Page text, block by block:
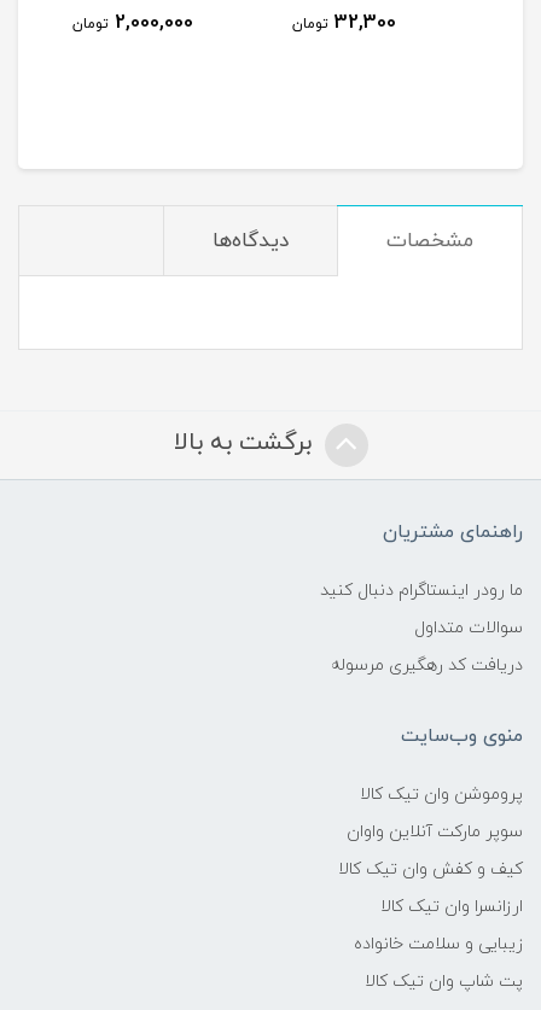
32,300 تومان 2,000,000 تومان
مشخصات دیدگاه‌ها
برگشت به بالا
راهنمای مشتریان
ما رودر اینستاگرام دنبال کنید
سوالات متداول
دریافت کد رهگیری مرسوله
منوی وب‌سایت
پروموشن وان تیک کالا
سوپر مارکت آنلاین واوان
کیف و کفش وان تیک کالا
ارزانسرا وان تیک کالا
زیبایی و سلامت خانواده
پت شاپ وان تیک کالا